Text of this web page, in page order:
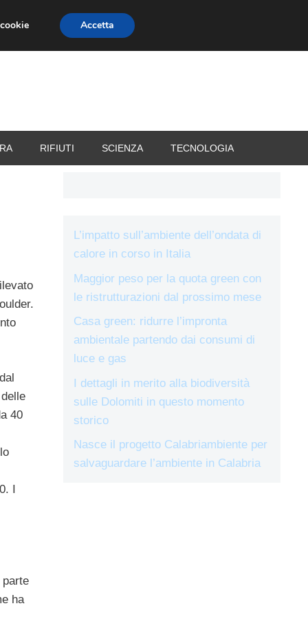
VACANZE
RIFIUTI SCIENZA TECNOLOGIA
40
I
ha
L’impatto sull’ambiente dell’ondata di
calore in corso in Italia
Maggior peso per la quota green con
le ristrutturazioni dal prossimo mese
Casa green: ridurre l’impronta
ambientale partendo dai consumi di
luce e gas
I dettagli in merito alla biodiversità
sulle Dolomiti in questo momento
storico
Nasce il progetto Calabriambiente per
salvaguardare l’ambiente in Calabria
Accetta